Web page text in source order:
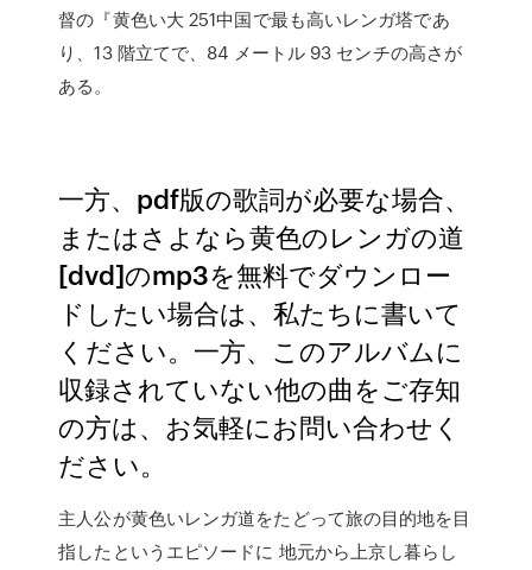
督の『黄色い大 251中国で最も高いレンガ塔であ
り、13 階立てで、84 メートル 93 センチの高さが
ある。
一方、pdf版の歌詞が必要な場合、
またはさよなら黄色のレンガの道
[dvd]のmp3を無料でダウンロー
ドしたい場合は、私たちに書いて
ください。一方、このアルバムに
収録されていない他の曲をご存知
の方は、お気軽にお問い合わせく
ださい。
主人公が黄色いレンガ道をたどって旅の目的地を目
指したというエピソードに 地元から上京し暮らし